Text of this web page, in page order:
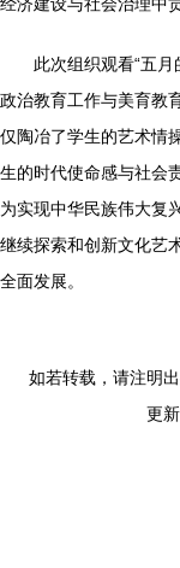
此次组织观看“五
政治教育工作与美育教
仅陶冶了学生的艺术情
生的时代使命感与社会
为实现中华民族伟大复
继续探索和创新文化艺
全面发展。
如若转载，请注明
更